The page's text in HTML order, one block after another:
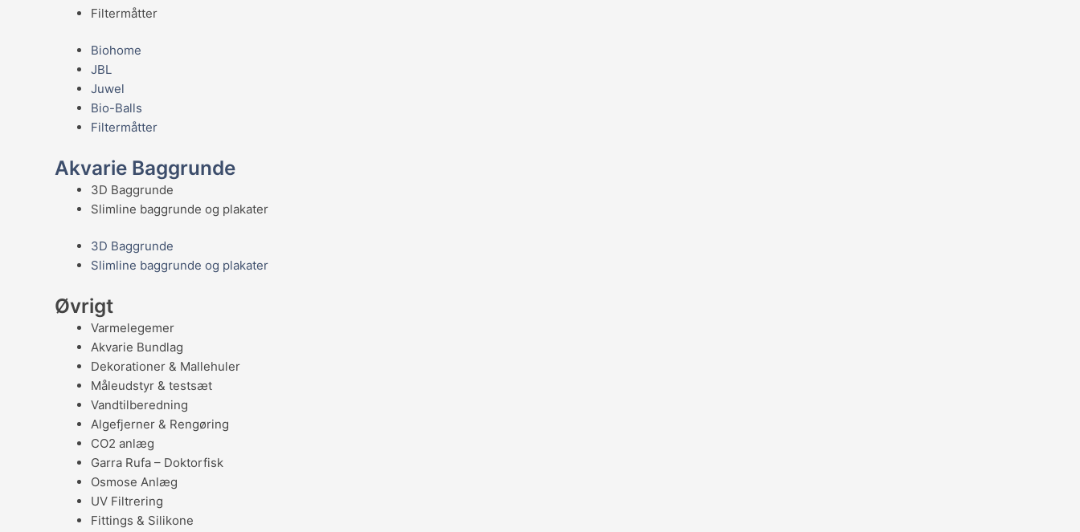
Filtermåtter
Biohome
JBL
Juwel
Bio-Balls
Filtermåtter
Akvarie Baggrunde
3D Baggrunde
Slimline baggrunde og plakater
3D Baggrunde
Slimline baggrunde og plakater
Øvrigt
Varmelegemer
Akvarie Bundlag
Dekorationer & Mallehuler
Måleudstyr & testsæt
Vandtilberedning
Algefjerner & Rengøring
CO2 anlæg
Garra Rufa – Doktorfisk
Osmose Anlæg
UV Filtrering
Fittings & Silikone